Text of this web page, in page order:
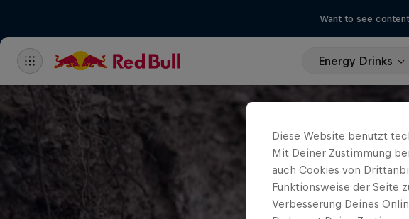
Want to see
Energy Drinks
Diese Website benutzt
Mit Deiner Zustimmung
auch Cookies von
Funktionsweise der Seite
Verbesserung Deines